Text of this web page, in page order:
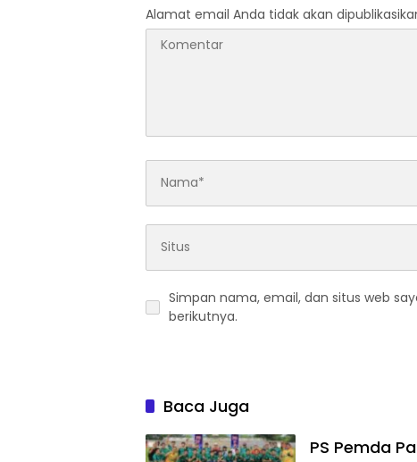
Alamat email Anda tidak akan
Simpan nama, email, dan situs web
berikutnya.
Baca Juga
PS Pemda